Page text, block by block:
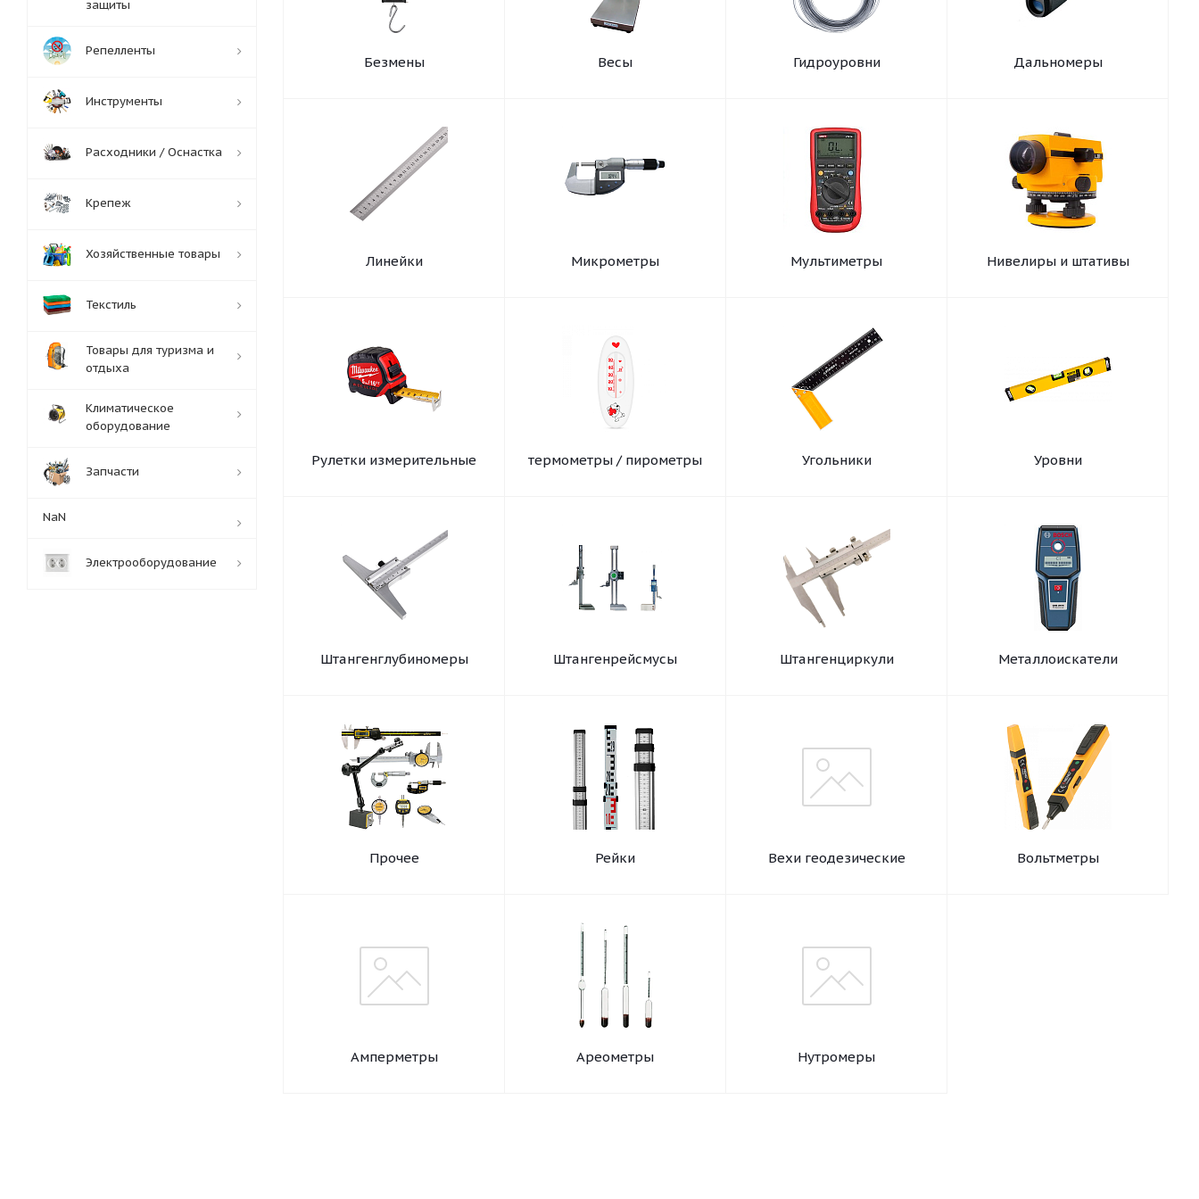
Безмены Весы Гидроуровни Дальномеры
Линейки Микрометры Мультиметры Нивелиры и штативы
Рулетки измерительные термометры / пирометры Угольники Уровни
Штангенглубиномеры Штангенрейсмусы Штангенциркули Металлоискатели
Прочее Рейки Вехи геодезические Вольтметры
Амперметры Ареометры Нутромеры
защиты
Репелленты
Инструменты
Расходники / Оснастка
Крепеж
Хозяйственные товары
Текстиль
Товары для туризма и
отдыха
Климатическое
оборудование
Запчасти
NaN
Электрооборудование